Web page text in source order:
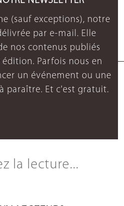
(sauf exceptions), notre
par e-mail. Elle
nos contenus publiés
Parfois nous en
un événement ou une
paraître. Et c'est gratuit.
la lecture...